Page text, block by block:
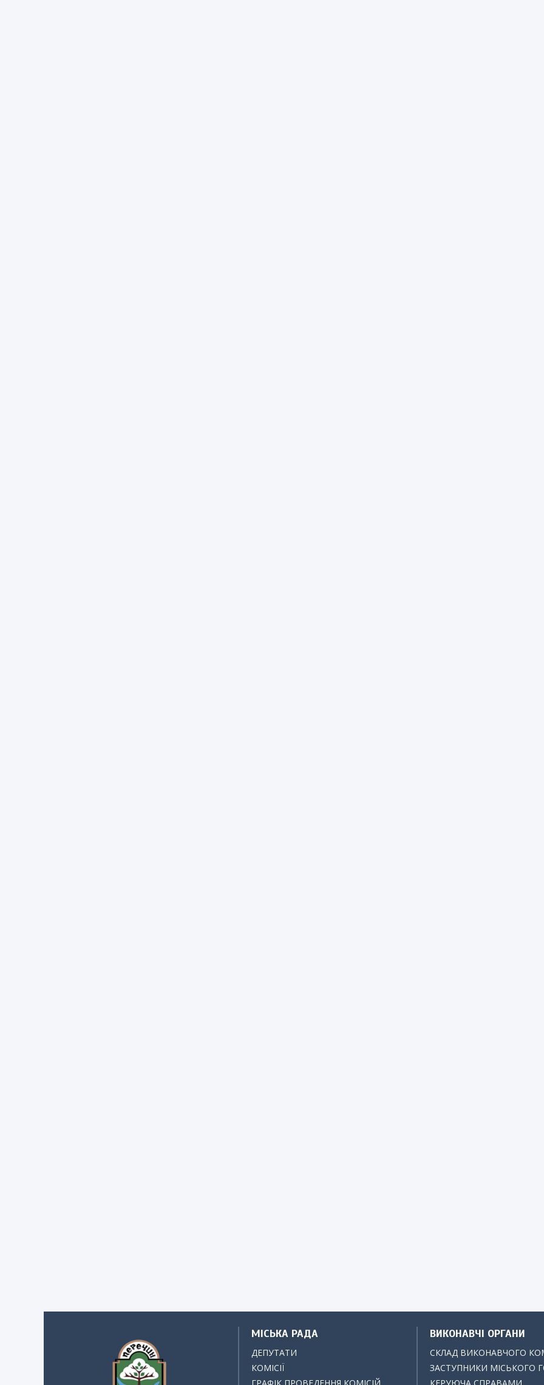
МІСЬКА РАДА
ДЕПУТАТИ
КОМІСІЇ
ВИКОНАВЧІ ОРГАНИ
СКЛАД ВИКОНАВЧОГО
ЗАСТУПНИКИ МІСЬКОГО